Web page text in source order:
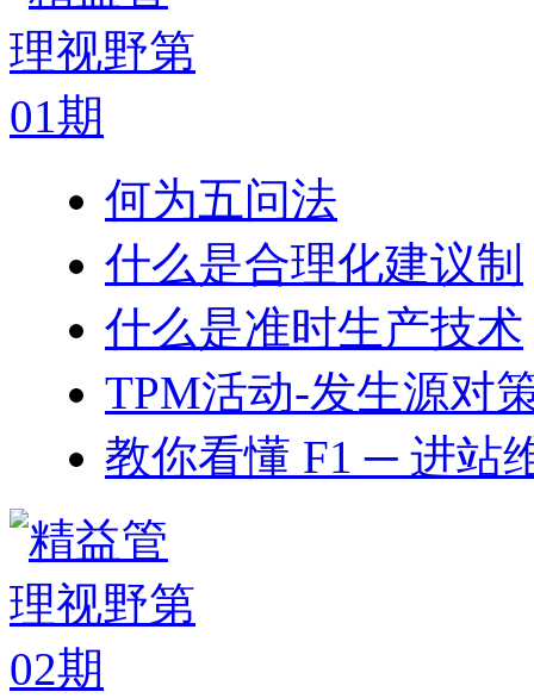
何为五问法
什么是合理化建议制
什么是准时生产技术
TPM活动-发生源对
教你看懂 F1 ─ 进站